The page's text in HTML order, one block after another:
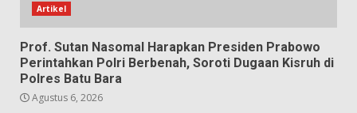
Artikel
Prof. Sutan Nasomal Harapkan Presiden Prabowo
Perintahkan Polri Berbenah, Soroti Dugaan Kisruh di
Polres Batu Bara
Agustus 6, 2026